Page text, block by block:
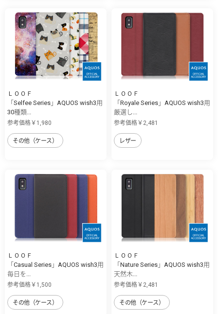
ＬＯＯＦ
「Selfee Series」AQUOS wish3用
30種類...
参考価格￥1,980
その他（ケース）
ＬＯＯＦ
「Royale Series」AQUOS wish3用
厳選し...
参考価格￥2,481
レザー
ＬＯＯＦ
「Casual Series」AQUOS wish3用
毎日を...
参考価格￥1,500
その他（ケース）
ＬＯＯＦ
「Nature Series」AQUOS wish3用
天然木...
参考価格￥2,481
その他（ケース）